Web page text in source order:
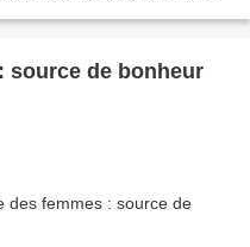
source de bonheur